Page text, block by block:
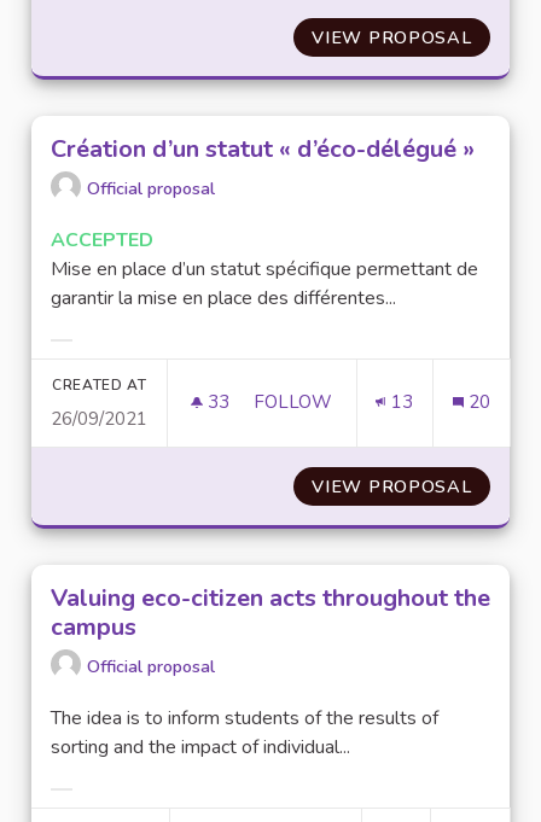
VIEW PROPOSAL
Création d’un statut « d’éco-délégué »
Official proposal
ACCEPTED
Mise en place d’un statut spécifique permettant de
garantir la mise en place des différentes...
CREATED AT
26/09/2021
33 33 FOLLOWERS
FOLLOW 13 20
VIEW PROPOSAL
Valuing eco-citizen acts throughout the
campus
Official proposal
The idea is to inform students of the results of
sorting and the impact of individual...